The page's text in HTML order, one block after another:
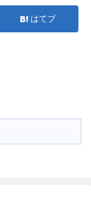
はてブ